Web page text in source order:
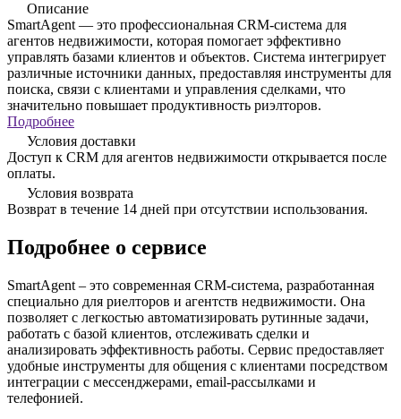
Описание
SmartAgent — это профессиональная CRM-система для
агентов недвижимости, которая помогает эффективно
управлять базами клиентов и объектов. Система интегрирует
различные источники данных, предоставляя инструменты для
поиска, связи с клиентами и управления сделками, что
значительно повышает продуктивность риэлторов.
Подробнее
Условия доставки
Доступ к CRM для агентов недвижимости открывается после
оплаты.
Условия возврата
Возврат в течение 14 дней при отсутствии использования.
Подробнее о сервисе
SmartAgent – это современная CRM-система, разработанная
специально для риелторов и агентств недвижимости. Она
позволяет с легкостью автоматизировать рутинные задачи,
работать с базой клиентов, отслеживать сделки и
анализировать эффективность работы. Сервис предоставляет
удобные инструменты для общения с клиентами посредством
интеграции с мессенджерами, email-рассылками и
телефонией.